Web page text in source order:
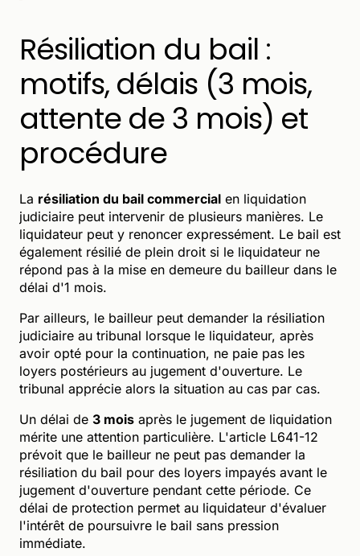
Résiliation du bail :
motifs, délais (3 mois,
attente de 3 mois) et
procédure
La résiliation du bail commercial en liquidation
judiciaire peut intervenir de plusieurs manières. Le
liquidateur peut y renoncer expressément. Le bail est
également résilié de plein droit si le liquidateur ne
répond pas à la mise en demeure du bailleur dans le
délai d'1 mois.
Par ailleurs, le bailleur peut demander la résiliation
judiciaire au tribunal lorsque le liquidateur, après
avoir opté pour la continuation, ne paie pas les
loyers postérieurs au jugement d'ouverture. Le
tribunal apprécie alors la situation au cas par cas.
Un délai de 3 mois après le jugement de liquidation
mérite une attention particulière. L'article L641-12
prévoit que le bailleur ne peut pas demander la
résiliation du bail pour des loyers impayés avant le
jugement d'ouverture pendant cette période. Ce
délai de protection permet au liquidateur d'évaluer
l'intérêt de poursuivre le bail sans pression
immédiate.